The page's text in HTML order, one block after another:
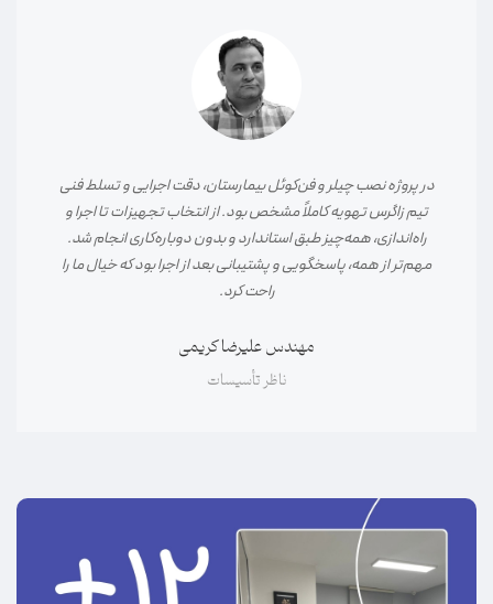
در پروژه نصب چیلر و فن‌کوئل بیمارستان، دقت اجرایی و تسلط فنی
تیم زاگرس تهویه کاملاً مشخص بود. از انتخاب تجهیزات تا اجرا و
راه‌اندازی، همه‌چیز طبق استاندارد و بدون دوباره‌کاری انجام شد.
مهم‌تر از همه، پاسخگویی و پشتیبانی بعد از اجرا بود که خیال ما را
راحت کرد.
مهندس علیرضا کریمی
ناظر تأسیسات